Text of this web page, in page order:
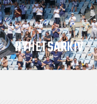
NYHETSARKIV